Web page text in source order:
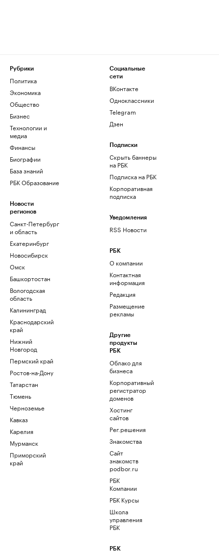
Рубрики
Политика
Экономика
Общество
Бизнес
Технологии и
медиа
Финансы
Биографии
База знаний
РБК Образование
Новости
регионов
Санкт-Петербург
и область
Екатеринбург
Новосибирск
Омск
Башкортостан
Вологодская
область
Калининград
Краснодарский
край
Нижний
Новгород
Пермский край
Ростов-на-Дону
Татарстан
Тюмень
Черноземье
Кавказ
Карелия
Мурманск
Приморский
край
Социальные
сети
ВКонтакте
Одноклассники
Telegram
Дзен
Подписки
Скрыть баннеры
на РБК
Подписка на РБК
Корпоративная
подписка
Уведомления
RSS Новости
РБК
О компании
Контактная
информация
Редакция
Размещение
рекламы
Другие
продукты
РБК
Облако для
бизнеса
Корпоративный
регистратор
доменов
Хостинг
сайтов
Рег.решения
Знакомства
Сайт
знакомств
podbor.ru
РБК
Компании
РБК Курсы
Школа
управления
РБК
РБК